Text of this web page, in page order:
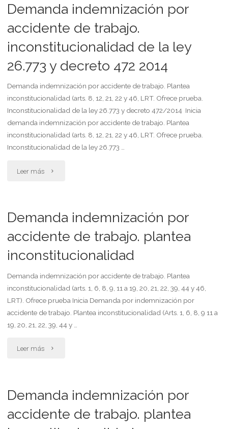
de
compraventa
reclamar
la
del
indemnización
por
los
daños
y
perjuicios
cobro
de
indemnización
art.
183
Demanda indemnización por
accidente de trabajo.
inconstitucionalidad de la ley
26.773 y decreto 472 2014
Demanda indemnización por accidente de trabajo. Plantea
inconstitucionalidad (arts. 8, 12, 21, 22 y 46, LRT. Ofrece prueba.
Inconstitucionalidad de la ley 26.773 y decreto 472/2014 Inicia
demanda indemnización por accidente de trabajo. Plantea
inconstitucionalidad (arts. 8, 12, 21, 22 y 46, LRT. Ofrece prueba.
Inconstitucionalidad de la ley 26.773 …
Leer más "Demanda
accidente
de
trabajo.
inconstitucionalidad
de
y
decreto
Demanda indemnización por
accidente de trabajo. plantea
inconstitucionalidad
Demanda indemnización por accidente de trabajo. Plantea
inconstitucionalidad (arts. 1, 6, 8, 9, 11 a 19, 20, 21, 22, 39, 44 y 46,
LRT). Ofrece prueba Inicia Demanda por indemnización por
accidente de trabajo. Plantea inconstitucionalidad (Arts. 1, 6, 8, 9 11 a
19, 20, 21, 22, 39, 44 y …
Leer más "Demanda
accidente
Demanda indemnización por
accidente de trabajo. plantea